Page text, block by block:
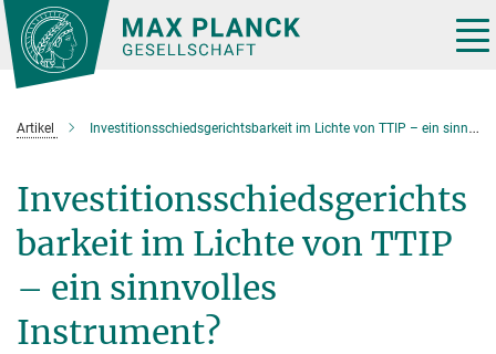
Hauptinhalt
Artikel Investitionsschiedsgerichtsbarkeit im Lichte von TTIP – ein sinnvolles Instrument?
Investitionsschiedsgerichts
barkeit im Lichte von TTIP
– ein sinnvolles
Instrument?